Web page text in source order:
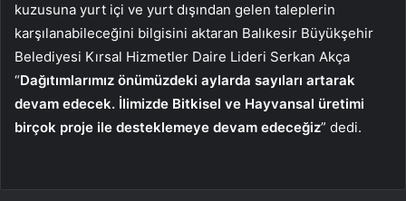
kuzusuna yurt içi ve yurt dışından gelen taleplerin
karşılanabileceğini bilgisini aktaran Balıkesir Büyükşehir
Belediyesi Kırsal Hizmetler Daire Lideri Serkan Akça
“Dağıtımlarımız önümüzdeki aylarda sayıları artarak
devam edecek. İlimizde Bitkisel ve Hayvansal üretimi
birçok proje ile desteklemeye devam edeceğiz” dedi.